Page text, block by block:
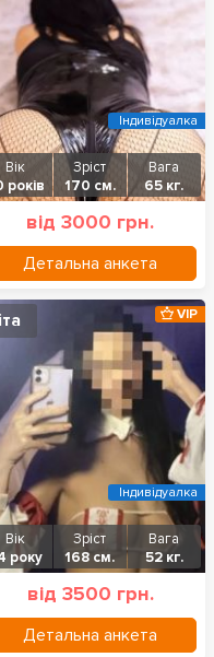
Вік
років
Зріст
170 см.
Вага
65 кг.
від 3000 грн.
Детальна анкета
Індивідуалка
Вік
року
Зріст
168 см.
Вага
52 кг.
від 3500 грн.
Детальна анкета
VIP
Індивідуалка